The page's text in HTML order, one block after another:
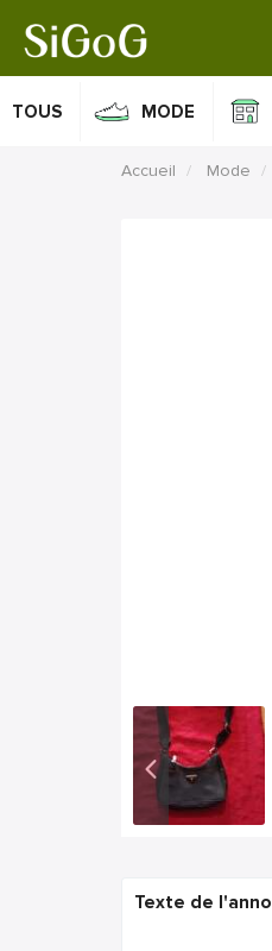
TOUS MODE
Accueil Mode
Texte de